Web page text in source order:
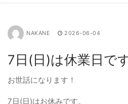
NAKANE 2026-06-04
7日(日)は休業日で
お世話になります！
7日(日)はお休みです。